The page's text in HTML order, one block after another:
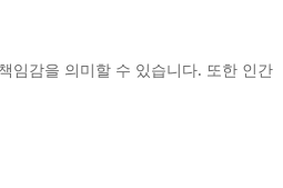
임감을 의미할 수 있습니다. 또한 인간